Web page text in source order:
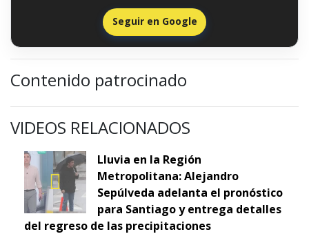
Seguir en Google
Contenido patrocinado
VIDEOS RELACIONADOS
Lluvia en la Región
Metropolitana: Alejandro
Sepúlveda adelanta el pronóstico
para Santiago y entrega detalles
del regreso de las precipitaciones